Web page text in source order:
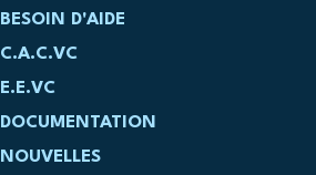
BESOIN D'AIDE
C.A.C.VC
E.E.VC
DOCUMENTATION
NOUVELLES